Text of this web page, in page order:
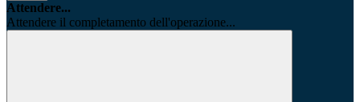
Attendere...
Attendere il completamento dell'operazione...